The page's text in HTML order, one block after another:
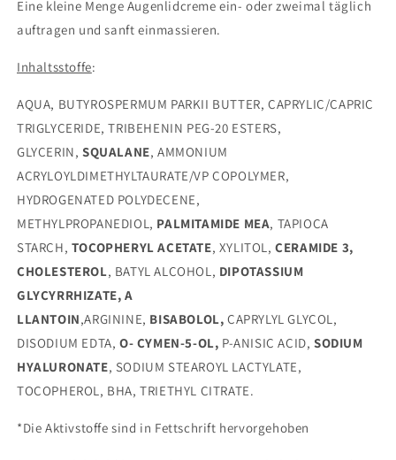
Eine kleine Menge Augenlidcreme ein- oder zweimal täglich
auftragen und sanft einmassieren.
Inhaltsstoffe:
AQUA, BUTYROSPERMUM PARKII BUTTER, CAPRYLIC/CAPRIC
TRIGLYCERIDE, TRIBEHENIN PEG-20 ESTERS,
GLYCERIN, SQUALANE, AMMONIUM
ACRYLOYLDIMETHYLTAURATE/VP COPOLYMER,
HYDROGENATED POLYDECENE,
METHYLPROPANEDIOL, PALMITAMIDE MEA, TAPIOCA
STARCH, TOCOPHERYL ACETATE, XYLITOL,CERAMIDE 3,
CHOLESTEROL, BATYL ALCOHOL, DIPOTASSIUM
GLYCYRRHIZATE, A
LLANTOIN,ARGININE, BISABOLOL, CAPRYLYL GLYCOL,
DISODIUM EDTA, O- CYMEN-5-OL, P-ANISIC ACID, SODIUM
HYALURONATE, SODIUM STEAROYL LACTYLATE,
TOCOPHEROL, BHA, TRIETHYL CITRATE.
*Die Aktivstoffe sind in Fettschrift hervorgehoben